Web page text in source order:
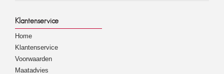
Klantenservice
Home
Klantenservice
Voorwaarden
Maatadvies